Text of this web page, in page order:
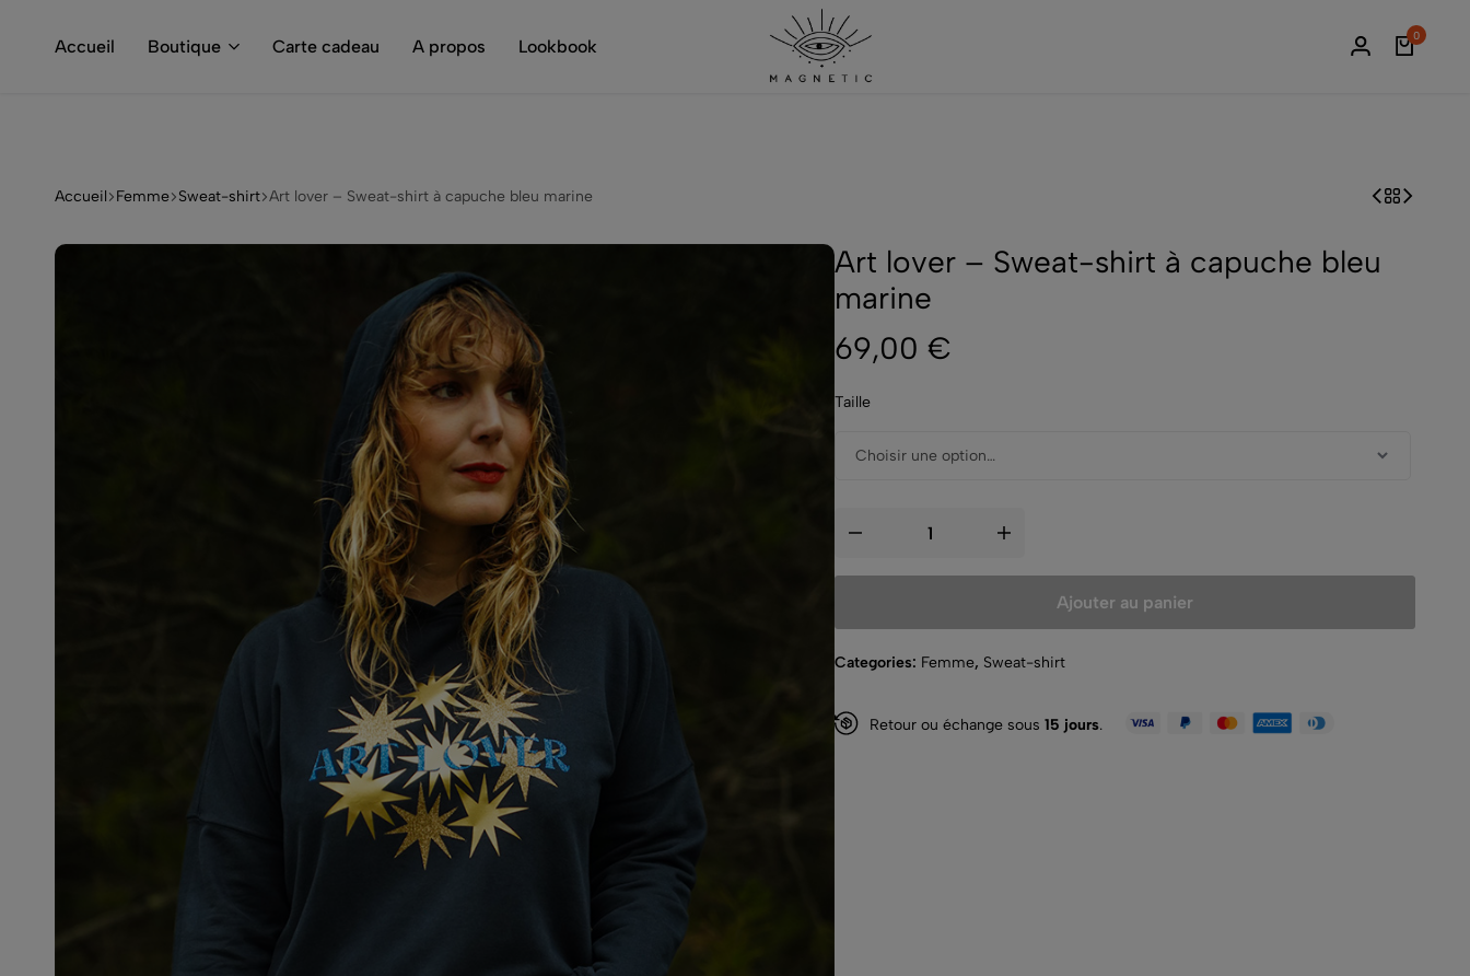
Frais de port offerts dès 50 € d'achat
Accueil Boutique Carte cadeau A propos Lookbook
0
Accueil Femme Sweat-shirt Art lover – Sweat-shirt à capuche bleu marine
Art lover – Sweat-shirt à capuche bleu
marine
69,00€
Taille
Ajouter au panier
Categories: Femme, Sweat-shirt
Retour ou échange sous15 jours.